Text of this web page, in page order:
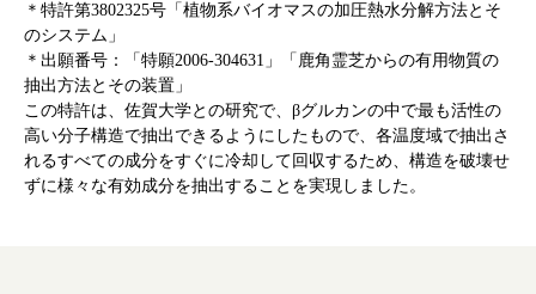
＊特許第3802325号「植物系バイオマスの加圧熱水分解方法とそ
のシステム」
＊出願番号：「特願2006-304631」「鹿角霊芝からの有用物質の
抽出方法とその装置」
この特許は、佐賀大学との研究で、βグルカンの中で最も活性の
高い分子構造で抽出できるようにしたもので、各温度域で抽出さ
れるすべての成分をすぐに冷却して回収するため、構造を破壊せ
ずに様々な有効成分を抽出することを実現しました。